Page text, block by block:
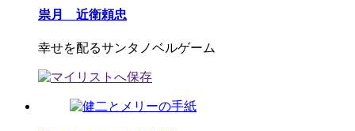
祟月 近衛頼忠
幸せを配るサンタノベルゲーム